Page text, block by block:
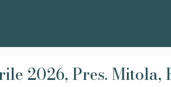
2026, Pres. Mitola,